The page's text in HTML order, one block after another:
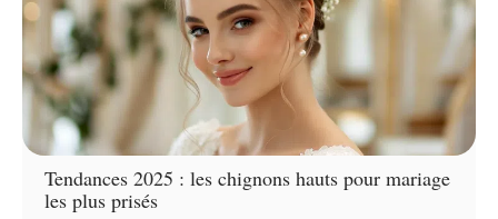
Tendances 2025 : les chignons hauts pour mariage
les plus prisés